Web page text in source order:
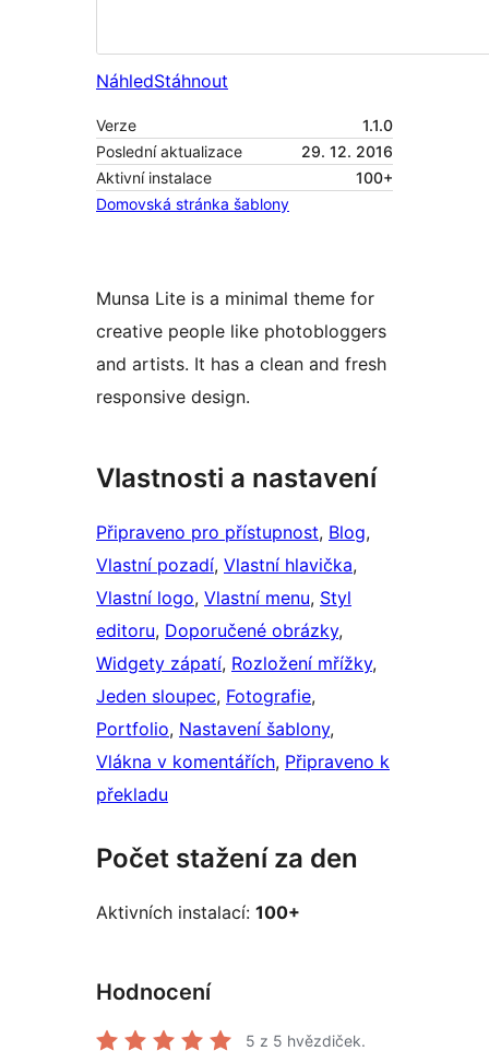
NáhledStáhnout
Verze
1.1.0
Poslední aktualizace
29. 12. 2016
Aktivní instalace
100+
Domovská stránka šablony
Munsa Lite is a minimal theme for
creative people like photobloggers
and artists. It has a clean and fresh
responsive design.
Vlastnosti a nastavení
Připraveno pro přístupnost, Blog
Vlastní pozadí, Vlastní hlavička
Vlastní logo, Vlastní menu, Styl
editoru, Doporučené obrázky
Widgety zápatí, Rozložení mřížky
Jeden sloupec, Fotografie
Portfolio, Nastavení šablony
Vlákna v komentářích, Připraveno k
překladu
Počet stažení za den
Aktivních instalací: 100+
Hodnocení
5 z 5 hvězdiček.